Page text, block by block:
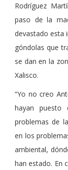
Rodríguez
paso de la
devastado esta
góndolas que
se dan en la
Xalisco.
“Yo no creo
hayan
problemas de
en los
ambiental,
han estado. En